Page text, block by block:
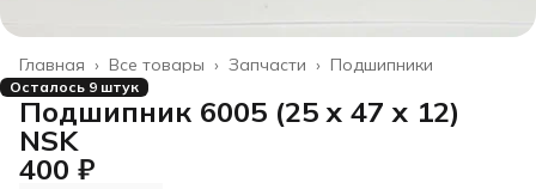
Подшипники
Запчасти ›
Все товары ›
Главная ›
Осталось 9 штук
Подшипник 6005 (25 x 47 x 12)
NSK
400 ₽